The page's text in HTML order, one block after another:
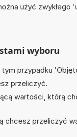
użyć zwykłego
wyboru
tym przypadku '
przeliczyć.
wartości, którą
chcesz przeliczyć